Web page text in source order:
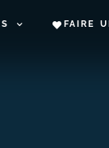
FAIRE